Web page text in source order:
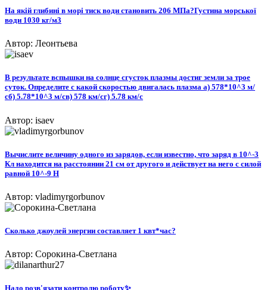
На якій глибині в морі тиск води становить 206 МПа?Густина морської
води 1030 кг/м3​
Автор: Леонтьева
В результате вспышки на солнце сгусток плазмы достиг земли за трое
суток. Определите с какой скоростью двигалась плазма а) 578*10^3 м/
сб) 5.78*10^3 м/св) 578 км/сг) 5.78 км/с​
Автор: isaev
Вычислите величину одного из зарядов, если известно, что заряд в 10^-3
Кл находится на расстоянии 21 см от другого и действует на него с силой
равной 10^-9 Н
Автор: vladimyrgorbunov
Сколько джоулей энергии составляет 1 квт*час?
Автор: Сорокина-Светлана
Надо розв'язати контролю роботу✨​